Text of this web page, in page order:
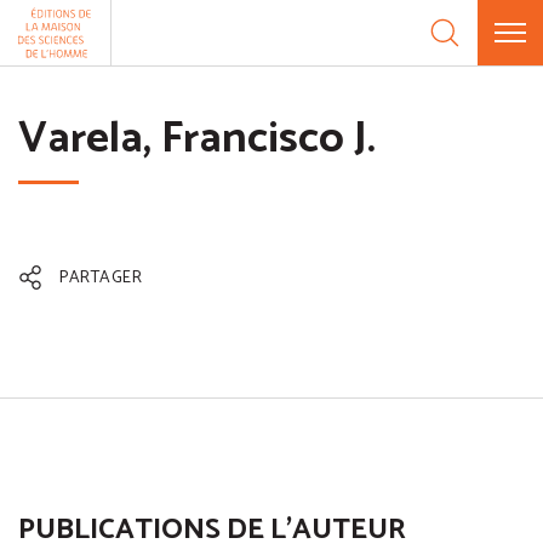
Aller au contenu
Varela, Francisco J.
PARTAGER
PUBLICATIONS DE L'AUTEUR
Panneau de gestion des cookies